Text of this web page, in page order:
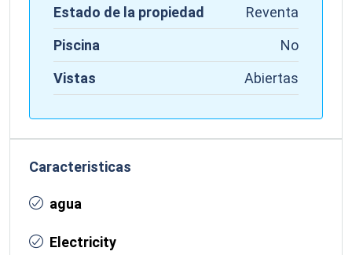
Estado de la propiedad
Reventa
Piscina
No
Vistas
Abiertas
Caracteristicas
agua
Electricity